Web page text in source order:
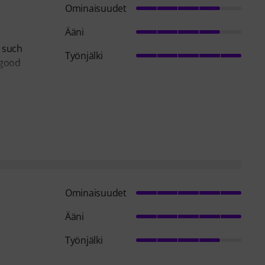
Ominaisuudet
Ääni
Työnjälki
Ominaisuudet
Ääni
Työnjälki